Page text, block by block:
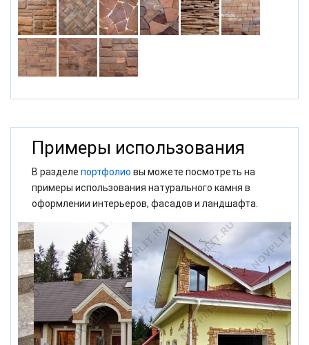
Примеры использования
В разделе портфолио вы можете посмотреть на
примеры использования натурального камня в
оформлении интерьеров, фасадов и ландшафта.